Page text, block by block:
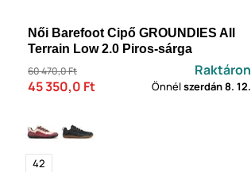
Női Barefoot Cipő GROUNDIES All
Terrain Low 2.0 Piros-sárga
60 470,0 Ft
45 350,0 Ft
Raktáron
Önnélszerdán8. 12.
42